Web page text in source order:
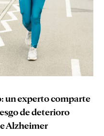
un experto comparte
de deterioro
Alzheimer